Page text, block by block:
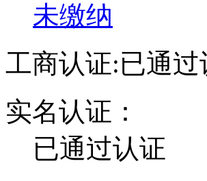
未缴纳
工商认证:已通过
实名认证：
已通过认证